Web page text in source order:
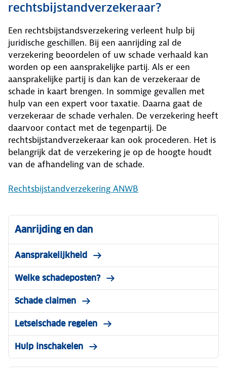
rechtsbijstandverzekeraar?
Een rechtsbijstandsverzekering verleent hulp bij
juridische geschillen. Bij een aanrijding zal de
verzekering beoordelen of uw schade verhaald kan
worden op een aansprakelijke partij. Als er een
aansprakelijke partij is dan kan de verzekeraar de
schade in kaart brengen. In sommige gevallen met
hulp van een expert voor taxatie. Daarna gaat de
verzekeraar de schade verhalen. De verzekering heeft
daarvoor contact met de tegenpartij. De
rechtsbijstandverzekeraar kan ook procederen. Het is
belangrijk dat de verzekering je op de hoogte houdt
van de afhandeling van de schade.
Rechtsbijstandverzekering ANWB
Aanrijding en dan
Aansprakelijkheid
Welke schadeposten?
Schade claimen
Letselschade regelen
Hulp inschakelen